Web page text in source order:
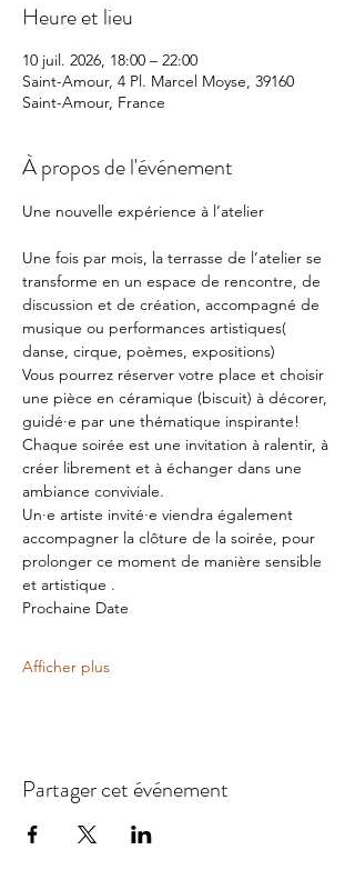
Heure et lieu
10 juil. 2026, 18:00 – 22:00
Saint-Amour, 4 Pl. Marcel Moyse, 39160
Saint-Amour, France
À propos de l'événement
Une nouvelle expérience à l’atelier
Une fois par mois, la terrasse de l’atelier se
transforme en un espace de rencontre, de
discussion et de création, accompagné de
musique ou performances artistiques(
danse, cirque, poèmes, expositions)
Vous pourrez réserver votre place et choisir
une pièce en céramique (biscuit) à décorer,
guidé·e par une thématique inspirante!
Chaque soirée est une invitation à ralentir, à
créer librement et à échanger dans une
ambiance conviviale.
Un·e artiste invité·e viendra également
accompagner la clôture de la soirée, pour
prolonger ce moment de manière sensible
et artistique .
Prochaine Date
Afficher plus
Partager cet événement